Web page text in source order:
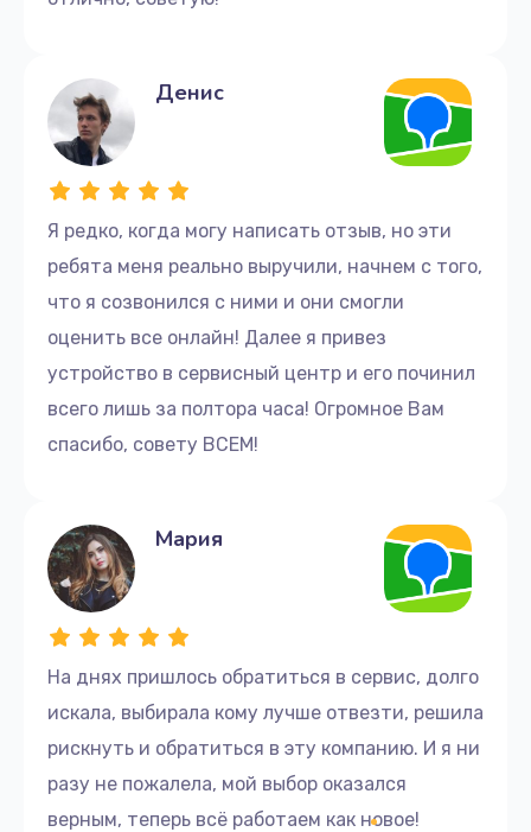
Я редко, когда могу написать отзыв, но эти
ребята меня реально выручили, начнем с того,
что я созвонился с ними и они смогли
оценить все онлайн! Далее я привез
устройство в сервисный центр и его починил
всего лишь за полтора часа! Огромное Вам
спасибо, совету ВСЕМ!
Денис
На днях пришлось обратиться в сервис, долго
искала, выбирала кому лучше отвезти, решила
рискнуть и обратиться в эту компанию. И я ни
разу не пожалела, мой выбор оказался
верным, теперь всё работаем как новое!
Мария